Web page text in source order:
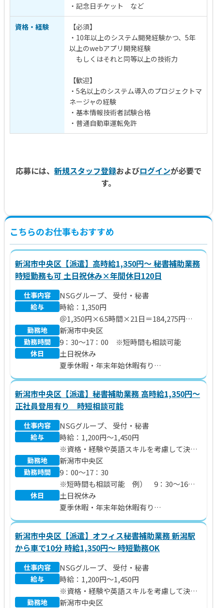
・記念日チケット など
資格・経験
【必須】
・10年以上のシステム開発経験かつ、5年
以上のwebアプリ開発経験
もしくはそれと同等以上の技術力
【歓迎】
・5名以上のシステム導入のプロジェクトマ
ネージャの経験
・基本情報技術者試験合格
・普通自動車運転免許
応募には、 新規スタッフ登録およびログインが必要で
す。
こちらのお仕事もおすすめ
新潟市中央区【派遣】高時給1,350円～ 秘書補助業務
時短勤務も可 土日祝休み×年間休日120日
仕事内容 NSGグループ、 受付・秘書
給与
時給：1,350円
＠1,350円×6.5時間×21日＝184,275円
※別途 残業代、交通費支給いたします。
勤務地 新潟市中央区
勤務時間 9：30～17：00 ※短時間も相談可能
休日
土日祝休み
夏季休暇・年末年始休暇有り
年間休日120日
新潟市中央区【派遣】秘書補助業務 高時給1,350円～
正社員登用有り 時短相談可能
仕事内容 NSGグループ、 受付・秘書
給与
時給：1,200円～1,450円
※資格・経験や英語スキルを考慮して決定
いたします。
※別途 残業代、交通費支給いたします。
【月給例】
＠1,350円×7.5時間×21日＝212,625円
【時給例】
未経験者：1,200円
秘書実務経験ありかつ英会話ができる方：
1,450円
勤務地 新潟市中央区
勤務時間
9：00～17：30
※短時間も相談可能 例） 9：30～16：
30、9：00～16：00
休日
土日祝休み
夏季休暇・年末年始休暇有り
年間休日120日
新潟市中央区【派遣】オフィス秘書補助業務 新潟駅
から車で10分 時給1,350円～ 時短勤務OK
仕事内容 NSGグループ、 受付・秘書
給与
時給：1,200円～1,450円
※資格・経験や英語スキルを考慮して決定
いたします。
勤務地 新潟市中央区